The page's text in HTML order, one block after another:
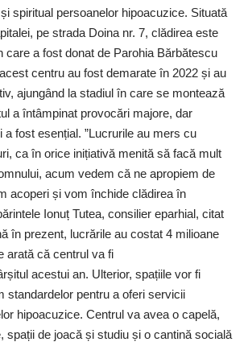
spiritual persoanelor hipoacuzice. Situată
pe strada Doina nr. 7, clădirea este
care a fost donat de Parohia Bărbătescu
centru au fost demarate în 2022 și au
ajungând la stadiul în care se montează
a întâmpinat provocări majore, dar
a fost esențial. ”Lucrurile au mers cu
ca în orice inițiativă menită să facă mult
acum vedem că ne apropiem de
acoperi și vom închide clădirea în
Ionuț Tutea, consilier eparhial, citat
în prezent, lucrările au costat 4 milioane
arată că centrul va fi
acestui an. Ulterior, spațiile vor fi
standardelor pentru a oferi servicii
hipoacuzice. Centrul va avea o capelă,
spații de joacă și studiu și o cantină socială